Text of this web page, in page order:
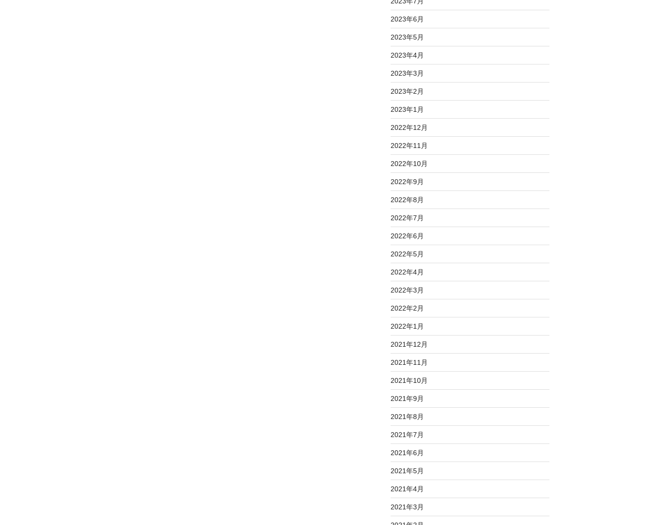
2023年6月
2023年5月
2023年4月
2023年3月
2023年2月
2023年1月
2022年12月
2022年11月
2022年10月
2022年9月
2022年8月
2022年7月
2022年6月
2022年5月
2022年4月
2022年3月
2022年2月
2022年1月
2021年12月
2021年11月
2021年10月
2021年9月
2021年8月
2021年7月
2021年6月
2021年5月
2021年4月
2021年3月